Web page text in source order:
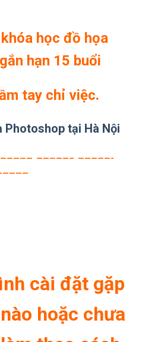
học đồ họa
hạn 15 buổi
tay chỉ việc.
Photoshop tại Hà Nội
—————– —————-
hoặc chưa
theo cách